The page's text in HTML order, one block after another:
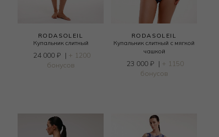
RODASOLEIL
Купальник слитный
24 000 ₽ | + 1200
бонусов
RODASOLEIL
Купальник слитный с мягкой
чашкой
23 000 ₽ | + 1150
бонусов